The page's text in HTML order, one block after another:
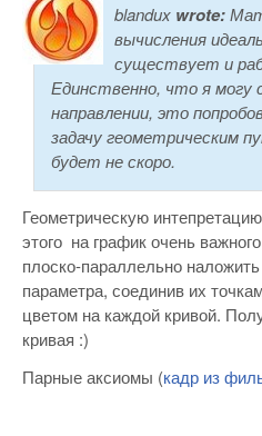
blandux wrote:
вычисления
существует и
Единственно, что я
направлении, это
задачу геометрическим
будет не скоро.
Геометрическую
этого на график очень
плоско-параллельно
параметра, соединив их
цветом на каждой кривой.
кривая :)
Парные аксиомы (кадр из